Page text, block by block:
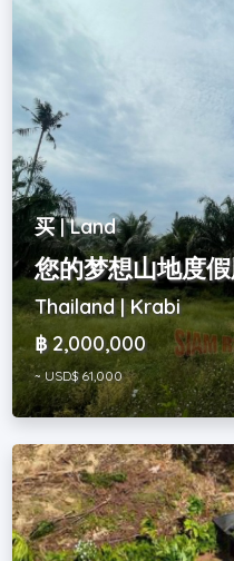
买 | Land
您的梦想山地度
Thailand | Krabi
฿ 2,000,000
~ USD$ 61,000